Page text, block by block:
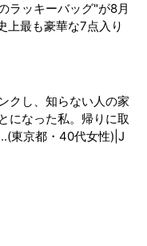
ラッキーバッグ"が8月
上最も豪華な7点入り
クし、知らない人の家
になった私。帰りに取
東京都・40代女性)|J